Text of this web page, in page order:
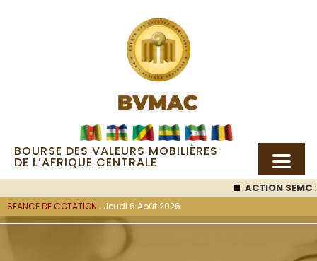
BOURSE DES VALEURS MOBILIÈRES
DE L’AFRIQUE CENTRALE
ACTION SEMC: 53 000
SEANCE DE COTATION : Jeudi 6 Août 2026